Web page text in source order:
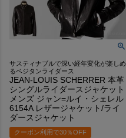
サスティナブルで深い経年変化が楽しめ
るベジタンライダース
JEAN-LOUIS SCHERRER 本革
シングルライダースジャケット
メンズ ジャン=ルイ・シェレル
6154A レザージャケット/ライ
ダースジャケット
クーポン利用で30％OFF